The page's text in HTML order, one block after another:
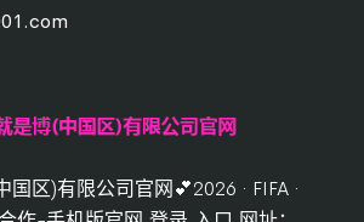
国区)有限公司官网💕2026 · FIFA ·